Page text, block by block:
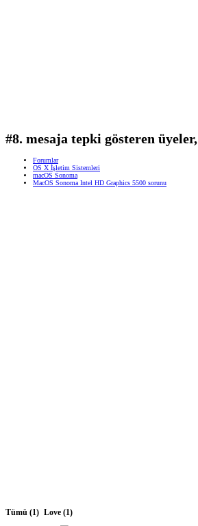
#8. mesaja tepki gösteren üyeler,
Forumlar
OS X İşletim Sistemleri
macOS Sonoma
MacOS Sonoma Intel HD Graphics 5500 sorunu
Tümü (1) Love (1)